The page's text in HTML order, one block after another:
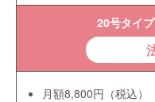
20号タイ
月額8,800円（税込）